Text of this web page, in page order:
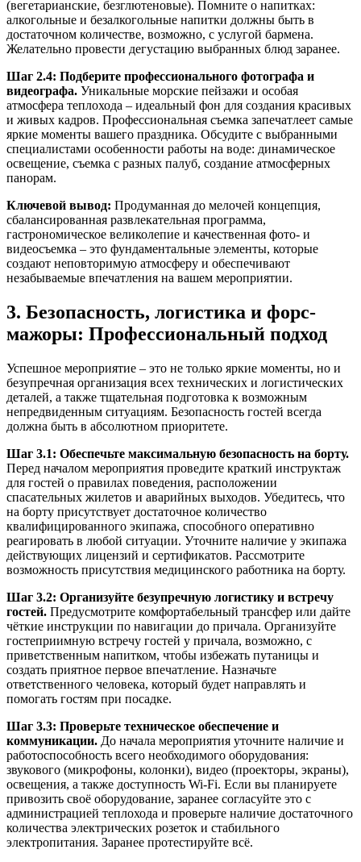
(вегетарианские, безглютеновые). Помните о напитках:
алкогольные и безалкогольные напитки должны быть в
достаточном количестве, возможно, с услугой бармена.
Желательно провести дегустацию выбранных блюд заранее.
Шаг 2.4: Подберите профессионального фотографа и
видеографа. Уникальные морские пейзажи и особая
атмосфера теплохода – идеальный фон для создания красивых
и живых кадров. Профессиональная съемка запечатлеет самые
яркие моменты вашего праздника. Обсудите с выбранными
специалистами особенности работы на воде: динамическое
освещение, съемка с разных палуб, создание атмосферных
панорам.
Ключевой вывод: Продуманная до мелочей концепция,
сбалансированная развлекательная программа,
гастрономическое великолепие и качественная фото- и
видеосъемка – это фундаментальные элементы, которые
создают неповторимую атмосферу и обеспечивают
незабываемые впечатления на вашем мероприятии.
3. Безопасность, логистика и форс-
мажоры: Профессиональный подход
Успешное мероприятие – это не только яркие моменты, но и
безупречная организация всех технических и логистических
деталей, а также тщательная подготовка к возможным
непредвиденным ситуациям. Безопасность гостей всегда
должна быть в абсолютном приоритете.
Шаг 3.1: Обеспечьте максимальную безопасность на борту.
Перед началом мероприятия проведите краткий инструктаж
для гостей о правилах поведения, расположении
спасательных жилетов и аварийных выходов. Убедитесь, что
на борту присутствует достаточное количество
квалифицированного экипажа, способного оперативно
реагировать в любой ситуации. Уточните наличие у экипажа
действующих лицензий и сертификатов. Рассмотрите
возможность присутствия медицинского работника на борту.
Шаг 3.2: Организуйте безупречную логистику и встречу
гостей. Предусмотрите комфортабельный трансфер или дайте
чёткие инструкции по навигации до причала. Организуйте
гостеприимную встречу гостей у причала, возможно, с
приветственным напитком, чтобы избежать путаницы и
создать приятное первое впечатление. Назначьте
ответственного человека, который будет направлять и
помогать гостям при посадке.
Шаг 3.3: Проверьте техническое обеспечение и
коммуникации. До начала мероприятия уточните наличие и
работоспособность всего необходимого оборудования:
звукового (микрофоны, колонки), видео (проекторы, экраны),
освещения, а также доступность Wi-Fi. Если вы планируете
привозить своё оборудование, заранее согласуйте это с
администрацией теплохода и проверьте наличие достаточного
количества электрических розеток и стабильного
электропитания. Заранее протестируйте всё.